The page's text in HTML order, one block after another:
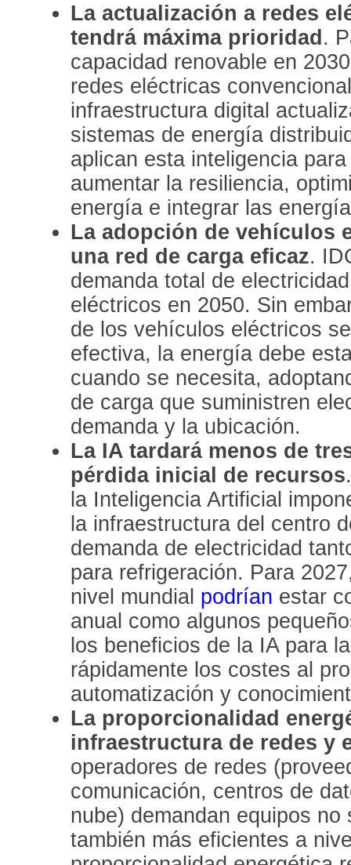
La actualización a redes
tendrá máxima prioridad .
capacidad renovable en
redes eléctricas
infraestructura digital
sistemas de energía
aplican esta inteligencia
aumentar la resiliencia,
energía e integrar las
La adopción de vehículos
una red de carga eficaz.
demanda total de
eléctricos en 2050. Sin
de los vehículos eléctricos
efectiva, la energía debe
cuando se necesita,
de carga que suministren
demanda y la ubicación.
La IA tardará menos de
pérdida inicial de recursos
la Inteligencia Artificial
la infraestructura del centro
demanda de electricidad
para refrigeración. Para
nivel mundial podrían estar
anual como algunos
los beneficios de la IA para
rápidamente los costes al
automatización y
La proporcionalidad
infraestructura de redes y
operadores de redes
comunicación, centros de
nube) demandan equipos
también más eficientes a